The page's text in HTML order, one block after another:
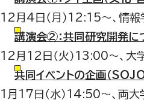
12 月 4 日（月） 12:15〜、情
講演会②：共同研究開発に
12 月 12 日（火） 13:00〜、大
共同イベントの企画（
1 月 17 日（水） 14:50〜、両大